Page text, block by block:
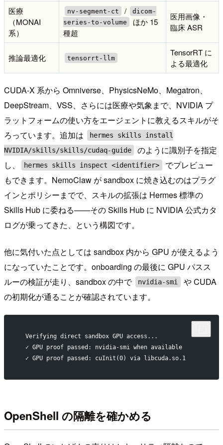
医療
（MONAI
系）
nv-segment-ct /
dicom-
series-to-volume
ほか 15
種超
医用画像・
臨床 ASR
推論最適化 tensorrt-llm
TensorRT に
よる最適化
CUDA-X 系から Omniverse、PhysicsNeMo、Megatron、
DeepStream、VSS、さらには医療や気象まで、NVIDIA プ
ラットフォームの使い方をエージェントに教えるスキルがそ
ろっています。追加は
hermes skills install
NVIDIA/skills/skills/cudaq-guide
のように識別子を指定
し、
hermes skills inspect <identifier>
でプレビュー
もできます。NemoClaw が sandbox に焼き込むのはプラグ
インとポリシーまでで、スキルの拡張は Hermes 標準の
Skills Hub に委ねる——その Skills Hub に NVIDIA 公式カタ
ログが乗ってきた、という構図です。
他に気付いた点としては sandbox 内から GPU が使えるよう
になっていたことです。onboarding の最後に GPU パスス
ルーの検証が走り、sandbox の中で
nvidia-smi
や CUDA
の初期化が通ることが確認されています。
  Verifying direct sandbox GPU access...
  ✓ GPU proof passed: nvidia-smi when available
  ✓ GPU proof passed: cuInit(0) via libcuda.so.1
OpenShell の隔離を確かめる